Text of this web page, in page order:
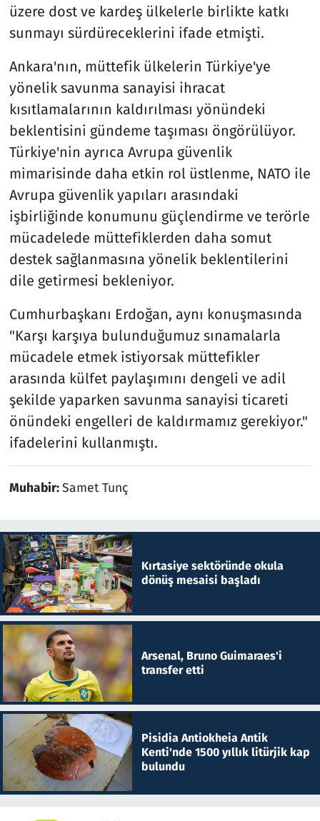
üzere dost ve kardeş ülkelerle birlikte katkı
sunmayı sürdüreceklerini ifade etmişti.
Ankara'nın, müttefik ülkelerin Türkiye'ye
yönelik savunma sanayisi ihracat
kısıtlamalarının kaldırılması yönündeki
beklentisini gündeme taşıması öngörülüyor.
Türkiye'nin ayrıca Avrupa güvenlik
mimarisinde daha etkin rol üstlenme, NATO ile
Avrupa güvenlik yapıları arasındaki
işbirliğinde konumunu güçlendirme ve terörle
mücadelede müttefiklerden daha somut
destek sağlanmasına yönelik beklentilerini
dile getirmesi bekleniyor.
Cumhurbaşkanı Erdoğan, aynı konuşmasında
"Karşı karşıya bulunduğumuz sınamalarla
mücadele etmek istiyorsak müttefikler
arasında külfet paylaşımını dengeli ve adil
şekilde yaparken savunma sanayisi ticareti
önündeki engelleri de kaldırmamız gerekiyor."
ifadelerini kullanmıştı.
Muhabir:Samet Tunç
Kırtasiye sektöründe okula
dönüş mesaisi başladı
Arsenal, Bruno Guimaraes'i
transfer etti
Pisidia Antiokheia Antik
Kenti'nde 1500 yıllık litürjik kap
bulundu